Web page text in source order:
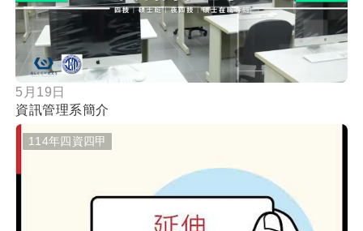
5月19日
資訊管理系簡介
114年四資四甲